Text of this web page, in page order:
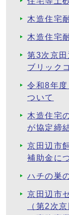
木造住宅
木造住宅
第3次京
ブリック
令和8年
ついて
木造住宅
が協定締
京田辺市
補助金に
ハチの巣
京田辺市
（第2次